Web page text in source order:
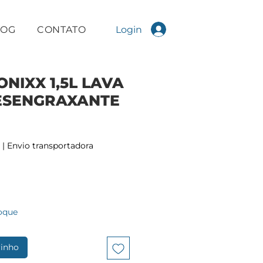
CONTATO Login
1,5L LAVA
| Envio transportadora